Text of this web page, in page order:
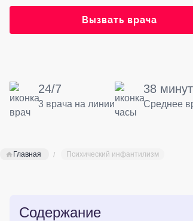
Вызвать врача
24/7
3 врача на линии
38 минут
Среднее
Главная Психический инфантилизм
Содержание